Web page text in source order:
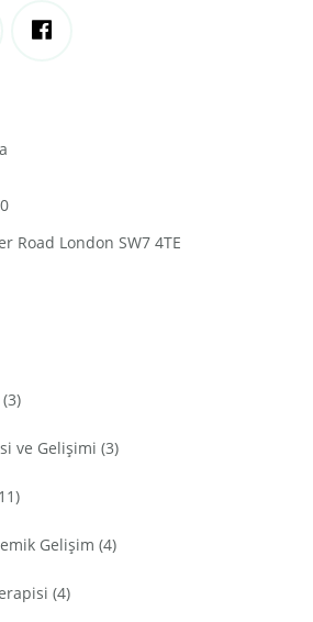
Road London SW7 4TE
(3)
ve Gelişimi (3)
Gelişim (4)
(4)